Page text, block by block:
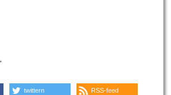
twittern RSS-feed